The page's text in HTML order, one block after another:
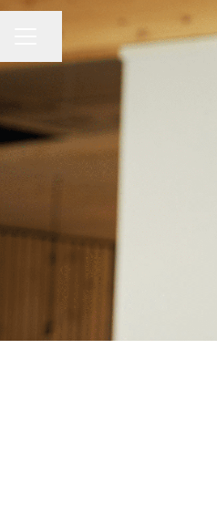
URAVALIKKO
Jaa sivu